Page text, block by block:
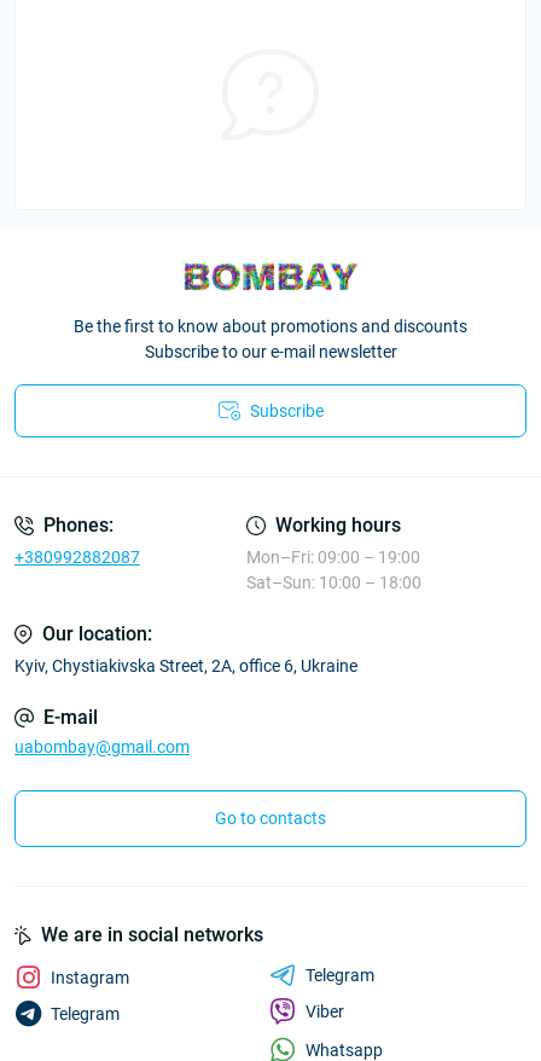
Be the first to know about promotions and discounts
Subscribe to our e-mail newsletter
Subscribe
Phones:
+380992882087
Working hours
Mon–Fri: 09:00 – 19:00
Sat–Sun: 10:00 – 18:00
Our location:
Kyiv, Chystiakivska Street, 2A, office 6, Ukraine
E-mail
uabombay@gmail.com
Go to contacts
We are in social networks
Instagram
Telegram
Telegram
Viber
Whatsapp